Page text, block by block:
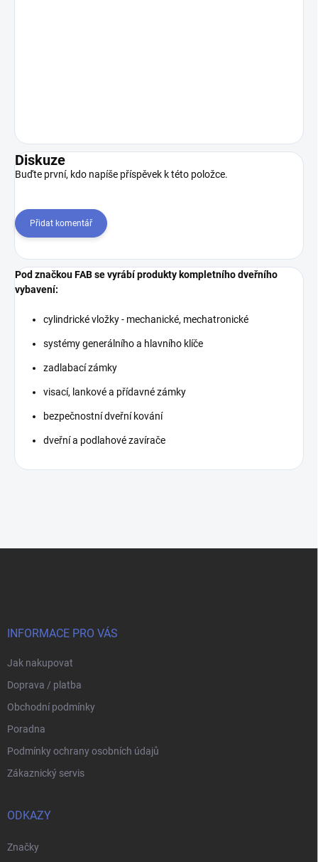
Diskuze
Buďte první, kdo napíše příspěvek k této položce.
Přidat komentář
Pod značkou FAB se vyrábí produkty kompletního dveřního
vybavení:
cylindrické vložky - mechanické, mechatronické
systémy generálního a hlavního klíče
zadlabací zámky
visací, lankové a přídavné zámky
bezpečnostní dveřní kování
dveřní a podlahové zavírače
INFORMACE PRO VÁS
Jak nakupovat
Doprava / platba
Obchodní podmínky
Poradna
Podmínky ochrany osobních údajů
Zákaznický servis
ODKAZY
Značky